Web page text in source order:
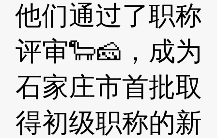
他们通过了职称
评审🐑🧀，成为
石家庄市首批取
得初级职称的新